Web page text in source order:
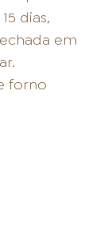
dias,
em
forno